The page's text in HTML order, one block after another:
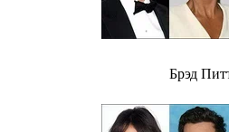
Брэд